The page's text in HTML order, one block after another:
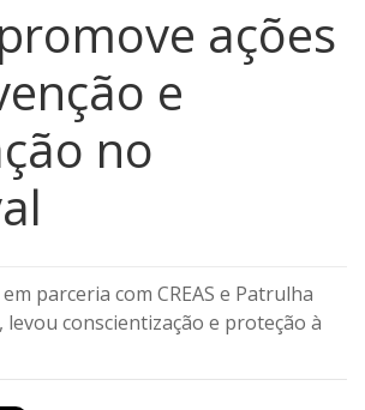
ações
e
no
parceria com CREAS e Patrulha
levou conscientização e proteção à